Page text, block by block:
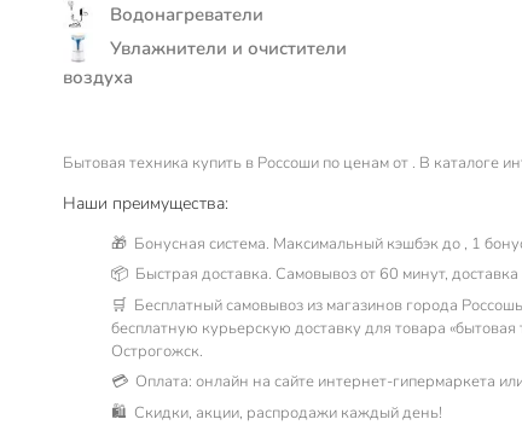
Водонагреватели
Увлажнители и очистители
воздуха
Бытовая техника купить в Россоши по ценам от . В каталоге
Наши преимущества:
🎁 Бонусная система. Максимальный кэшбэк до , 1
📦 Быстрая доставка. Самовывоз от 60 минут,
🛒 Бесплатный самовывоз из магазинов города
бесплатную курьерскую доставку для товара
Острогожск.
💳 Оплата: онлайн на сайте интернет-гипермаркета
🛍 Скидки, акции, распродажи каждый день!